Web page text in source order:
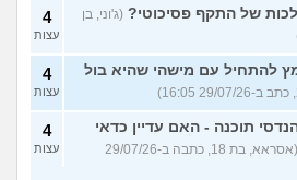
של התקף פסיכוטי? (ג'וני, בן
4
עצות
להתחיל עם מישהי שהיא בול
4
עצות
תוכנה - האם עדיין כדאי
(אסראא, בת 18, כתבה ב-29/07/26
4
עצות